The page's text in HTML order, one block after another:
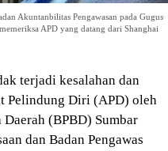
Akuntanbilitas Pengawasan pada Gugus
APD yang datang dari Shanghai
terjadi kesalahan dan
Pelindung Diri (APD) oleh
Daerah (BPBD) Sumbar
dan Badan Pengawas